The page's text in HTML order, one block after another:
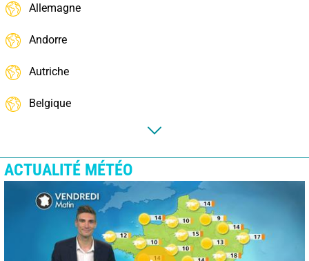
Allemagne
Andorre
Autriche
Belgique
ACTUALITÉ MÉTÉO